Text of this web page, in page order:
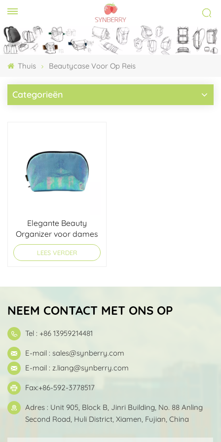
Thuis Beautycase Voor Op Reis
Categorieën
Elegante Beauty
Organizer voor dames
LEES VERDER
NEEM CONTACT MET ONS OP
Tel : +86 13959214481
E-mail : sales@synberry.com
E-mail : z.liang@synberry.com
Fax:+86-592-3778517
Adres : Unit 905, Block B, Jinri Building, No. 88 Anling
Second Road, Huli District, Xiamen, Fujian, China